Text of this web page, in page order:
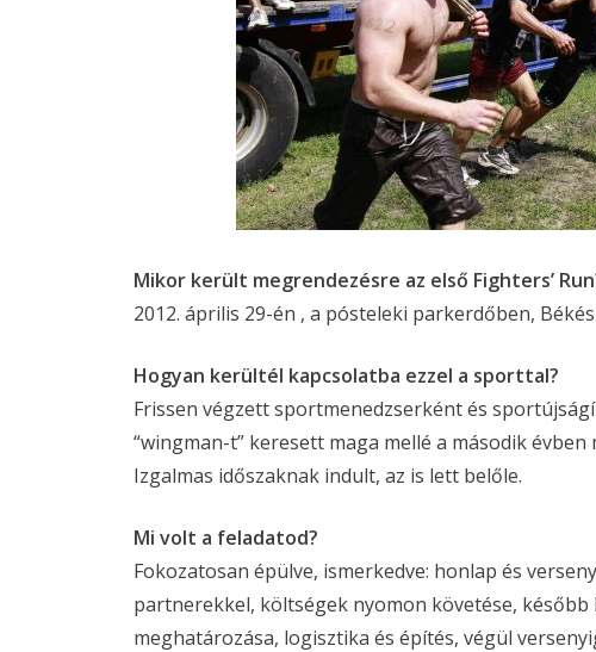
Mikor került megrendezésre az első Fighters’
2012. április 29-én , a pósteleki parkerdőben,
Hogyan kerültél kapcsolatba ezzel a sporttal?
Frissen végzett sportmenedzserként és
“wingman-t” keresett maga mellé a második
Izgalmas időszaknak indult, az is lett belőle.
Mi volt a feladatod?
Fokozatosan épülve, ismerkedve: honlap és
partnerekkel, költségek nyomon követése, később
meghatározása, logisztika és építés, végül